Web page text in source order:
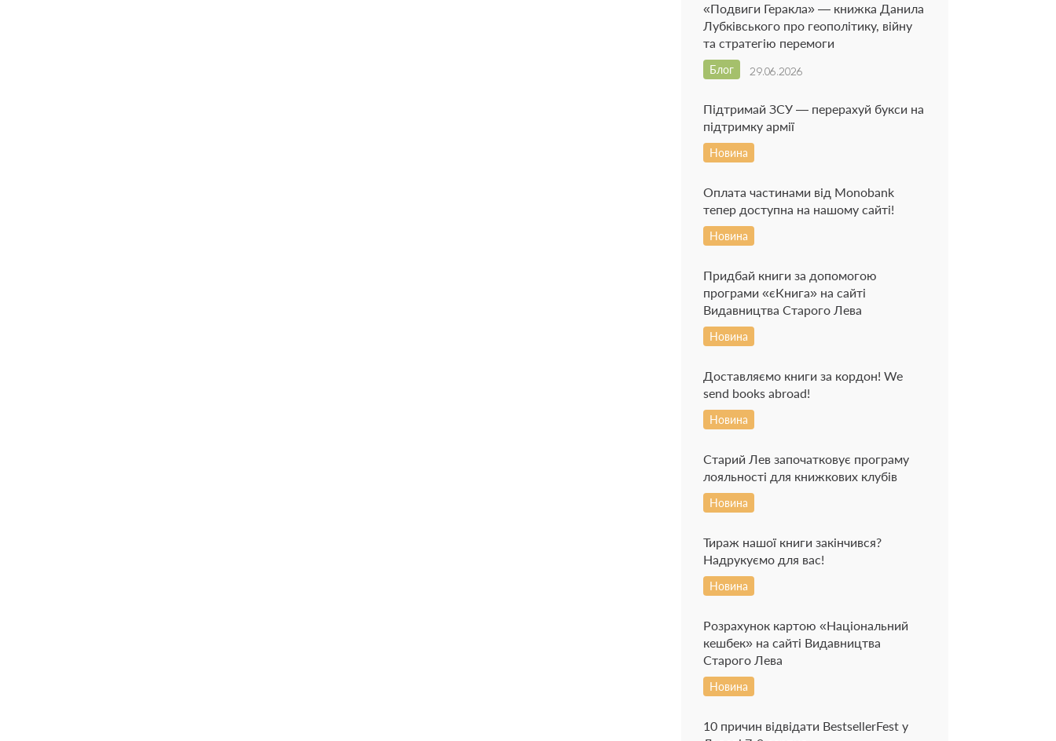
«Подвиги Геракла» — книжка Данила
Лубківського про геополітику, війну
та стратегію перемоги
29.06.2026
Блог
Підтримай ЗСУ — перерахуй букси на
підтримку армії
Новина
Оплата частинами від Monobank
тепер доступна на нашому сайті!
Новина
Придбай книги за допомогою
програми «єКнига» на сайті
Видавництва Старого Лева
Новина
Доставляємо книги за кордон! We
send books abroad!
Новина
Старий Лев започатковує програму
лояльності для книжкових клубів
Новина
Тираж нашої книги закінчився?
Надрукуємо для вас!
Новина
Розрахунок картою «Національний
кешбек» на сайті Видавництва
Старого Лева
Новина
10 причин відвідати BestsellerFest у